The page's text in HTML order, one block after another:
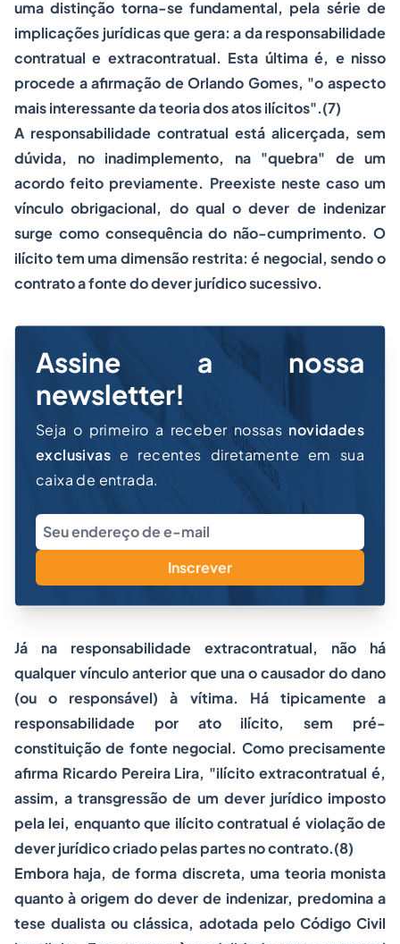
uma distinção torna-se fundamental, pela série de
implicações jurídicas que gera: a da responsabilidade
contratual e extracontratual. Esta última é, e nisso
procede a afirmação de Orlando Gomes, "o aspecto
mais interessante da teoria dos atos ilícitos".(7)
A responsabilidade contratual está alicerçada, sem
dúvida, no inadimplemento, na "quebra" de um
acordo feito previamente. Preexiste neste caso um
vínculo obrigacional, do qual o dever de indenizar
surge como consequência do não-cumprimento. O
ilícito tem uma dimensão restrita: é negocial, sendo o
contrato a fonte do dever jurídico sucessivo.
Assine a nossa
newsletter!
Seja o primeiro a receber nossas novidades
exclusivas e recentes diretamente em sua
caixa de entrada.
Inscrever
Já na responsabilidade extracontratual, não há
qualquer vínculo anterior que una o causador do dano
(ou o responsável) à vítima. Há tipicamente a
responsabilidade por ato ilícito, sem pré-
constituição de fonte negocial. Como precisamente
afirma Ricardo Pereira Lira, "ilícito extracontratual é,
assim, a transgressão de um dever jurídico imposto
pela lei, enquanto que ilícito contratual é violação de
dever jurídico criado pelas partes no contrato.(8)
Embora haja, de forma discreta, uma teoria monista
quanto à origem do dever de indenizar, predomina a
tese dualista ou clássica, adotada pelo Código Civil